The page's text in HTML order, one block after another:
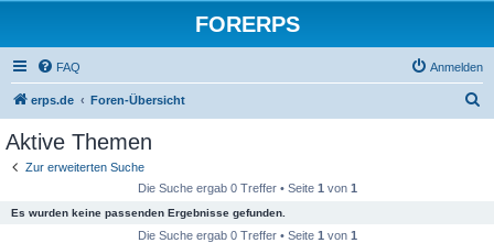
FORERPS
FAQ Anmelden
erps.de Foren-Übersicht
Aktive Themen
Zur erweiterten Suche
Die Suche ergab 0 Treffer • Seite 1 von 1
Es wurden keine passenden Ergebnisse gefunden.
Die Suche ergab 0 Treffer • Seite 1 von 1